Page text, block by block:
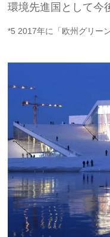
環境先進国として今
*5 2017年に「欧州グリー